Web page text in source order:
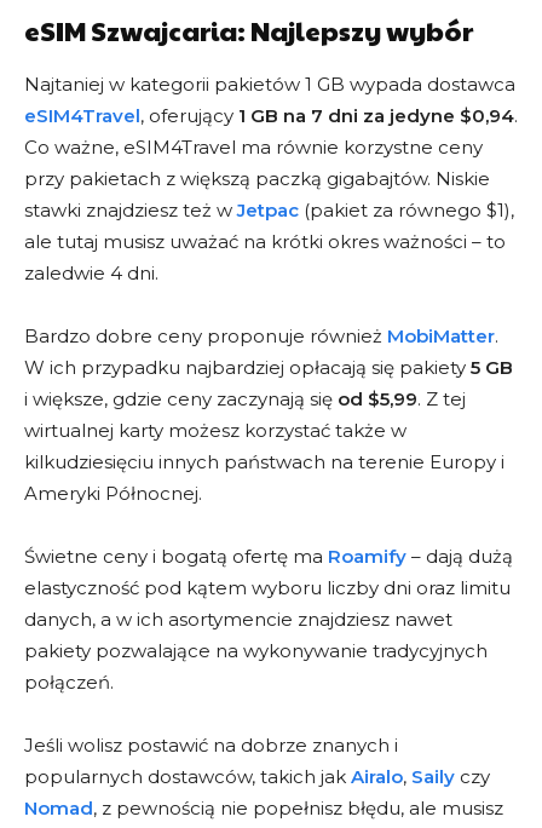
eSIM Szwajcaria: Najlepszy wybór
Najtaniej w kategorii pakietów 1 GB wypada dostawca
eSIM4Travel, oferujący 1 GB na 7 dni za jedyne $0,94.
Co ważne, eSIM4Travel ma równie korzystne ceny
przy pakietach z większą paczką gigabajtów. Niskie
stawki znajdziesz też wJetpac (pakiet za równego $1),
ale tutaj musisz uważać na krótki okres ważności – to
zaledwie 4 dni.
Bardzo dobre ceny proponuje również MobiMatter.
W ich przypadku najbardziej opłacają się pakiety 5 GB
i większe, gdzie ceny zaczynają się od $5,99. Z tej
wirtualnej karty możesz korzystać także w
kilkudziesięciu innych państwach na terenie Europy i
Ameryki Północnej.
Świetne ceny i bogatą ofertę ma Roamify – dają dużą
elastyczność pod kątem wyboru liczby dni oraz limitu
danych, a w ich asortymencie znajdziesz nawet
pakiety pozwalające na wykonywanie tradycyjnych
połączeń.
Jeśli wolisz postawić na dobrze znanych i
popularnych dostawców, takich jak Airalo, Saily czy
Nomad, z pewnością nie popełnisz błędu, ale musisz